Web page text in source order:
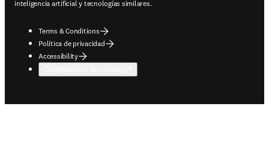
inteligencia artificial y tecnologías similares.
Terms & Conditions
Política de privacidad
Accessibility